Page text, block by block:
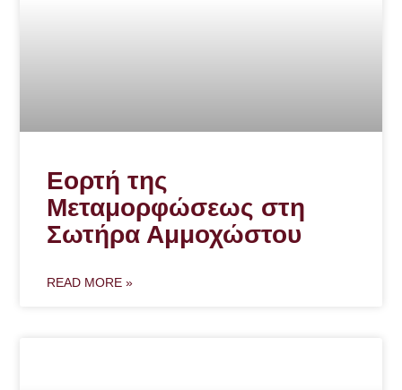
Εορτή της
Μεταμορφώσεως στη
Σωτήρα Αμμοχώστου
READ MORE »